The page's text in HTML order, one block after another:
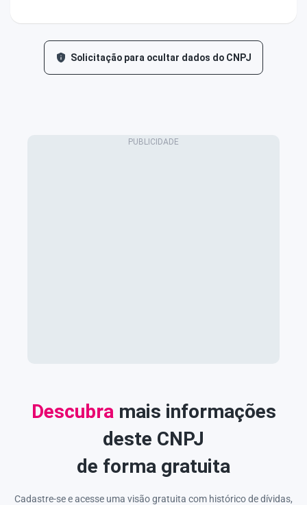
Solicitação para ocultar dados do CNPJ
Descubramais informações
deste CNPJ
de forma gratuita
Cadastre-se e acesse uma visão gratuita com histórico de dívidas,